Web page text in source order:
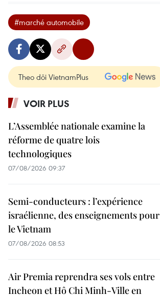
#marché automobile
Theo dõi VietnamPlus
VOIR PLUS
L’Assemblée nationale examine la
réforme de quatre lois
technologiques
07/08/2026 09:37
Semi-conducteurs : l’expérience
israélienne, des enseignements pour
le Vietnam
07/08/2026 08:53
Air Premia reprendra ses vols entre
Incheon et Hô Chi Minh-Ville en